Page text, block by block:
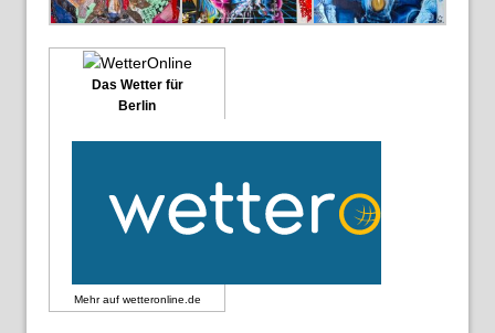
Das Wetter für
Berlin
Mehr auf wetteronline.de